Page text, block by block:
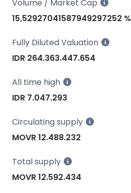
Volume / Market Cap
15,52927041587949297252 %
Fully Diluted Valuation
IDR 264.363.447.654
All time high
IDR 7.047.293
Circulating supply
MOVR 12.488.232
Total supply
MOVR 12.592.434